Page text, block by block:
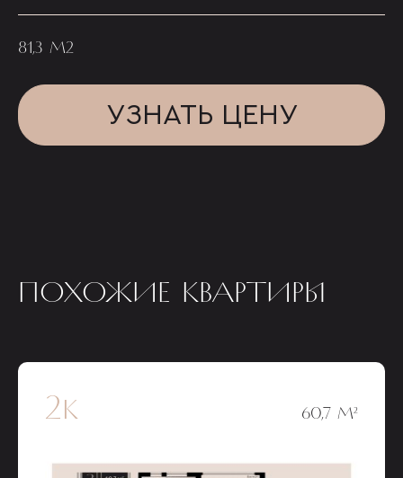
81,3 М2
УЗНАТЬ ЦЕНУ
ПОХОЖИЕ КВАРТИРЫ
2к 60,7 М²